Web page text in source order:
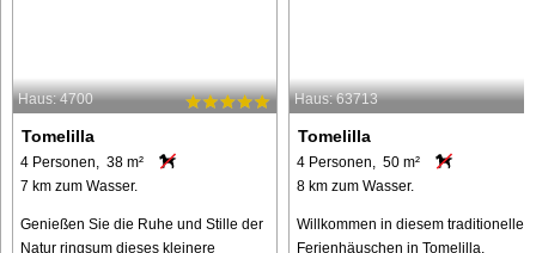
Haus: 4700
Tomelilla
4 Personen, 38 m²
7 km zum Wasser.
Genießen Sie die Ruhe und Stille der
Natur ringsum dieses kleinere
Haus: 63713
Tomelilla
4 Personen, 50 m²
8 km zum Wasser.
Willkommen in diesem traditionellen
Ferienhäuschen in Tomelilla,